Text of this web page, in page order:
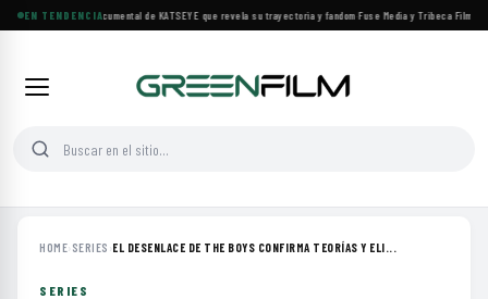
EN TENDENCIA
Llega a cines el documental de KATSEYE que revela su trayectoria y fandom·Fuse Media y Tribeca Films
HOME› SERIES ›EL DESENLACE DE THE BOYS CONFIRMA TEORÍAS Y ELI...
SERIES